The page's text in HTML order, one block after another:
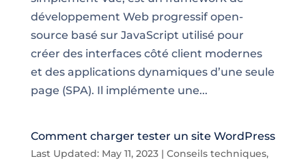
développement Web progressif open-
source basé sur JavaScript utilisé pour
créer des interfaces côté client modernes
et des applications dynamiques d’une seule
page (SPA). Il implémente une...
Comment charger tester un site WordPress
Last Updated: May 11, 2023| Conseils techniques,